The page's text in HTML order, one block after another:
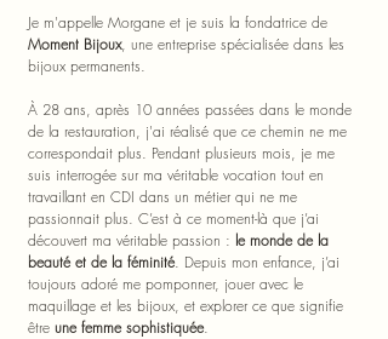
Je m'appelle Morgane et je suis la fondatrice de
Moment Bijoux, une entreprise spécialisée dans les
bijoux permanents.
À 28 ans, après 10 années passées dans le monde
de la restauration, j'ai réalisé que ce chemin ne me
correspondait plus. Pendant plusieurs mois, je me
suis interrogée sur ma véritable vocation tout en
travaillant en CDI dans un métier qui ne me
passionnait plus. C’est à ce moment-là que j’ai
découvert ma véritable passion : le monde de la
beauté et de la féminité. Depuis mon enfance, j’ai
toujours adoré me pomponner, jouer avec le
maquillage et les bijoux, et explorer ce que signifie
être une femme sophistiquée.